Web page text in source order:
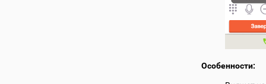
Особенности: